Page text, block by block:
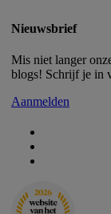
Nieuwsbrief
Mis niet langer
blogs! Schrijf je in
Aanmelden